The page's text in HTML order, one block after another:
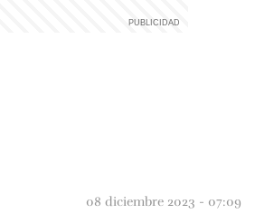
08 diciembre 2023 - 07:09